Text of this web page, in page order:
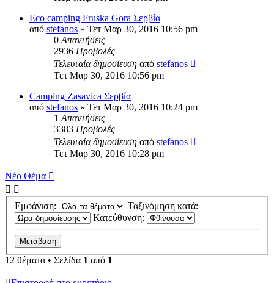
Eco camping Fruska Gora Σερβία
από stefanos » Τετ Μαρ 30, 2016 10:56 pm
0 Απαντήσεις
2936 Προβολές
Τελευταία δημοσίευση από stefanos
Τετ Μαρ 30, 2016 10:56 pm
Camping Zasavica Σερβία
από stefanos » Τετ Μαρ 30, 2016 10:24 pm
1 Απαντήσεις
3383 Προβολές
Τελευταία δημοσίευση από stefanos
Τετ Μαρ 30, 2016 10:28 pm
Νέο Θέμα
Εμφάνιση:
Ταξινόμηση κατά:
Κατεύθυνση:
12 θέματα • Σελίδα 1 από 1